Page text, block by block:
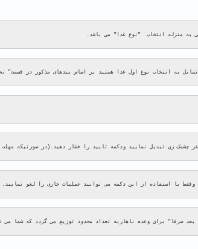
به انتخاب نوع اول غذا هستید بر اساس بندهای مذکور در
چشمک زن تبدیل نمایید ودکمه تایید را فشار دهید.(در صورتیکه
با استفاده از این دکمه می توانید عملیات جاری را لغو نمایید.